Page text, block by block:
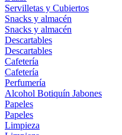
Servilletas y Cubiertos
Snacks y almacén
Snacks y almacén
Descartables
Descartables
Cafetería
Cafetería
Perfumería
Alcohol Botiquín Jabones
Papeles
Papeles
Limpieza